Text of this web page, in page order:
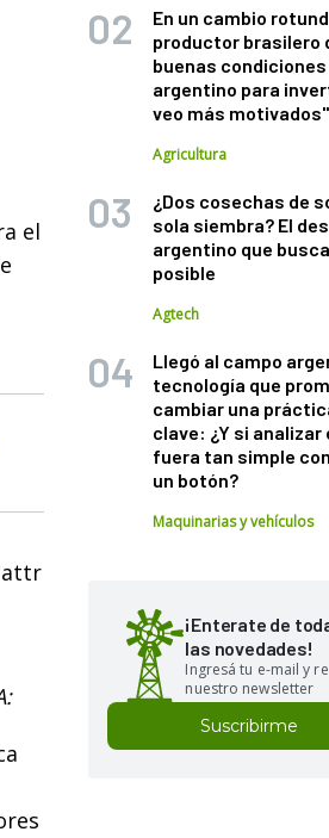
el
En un cambio
productor brasilero
buenas condiciones
argentino para
veo más motivados"
Agricultura
¿Dos cosechas de
sola siembra? El
argentino que
posible
Agtech
Llegó al campo
tecnología que
cambiar una
clave: ¿Y si analizar
fuera tan simple
un botón?
Maquinarias y vehículos
¡Enterate de
las novedades!
Ingresá tu e-mail y
nuestro newsletter
Suscribirme